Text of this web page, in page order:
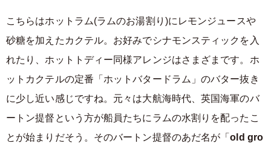
こちらはホットラム(ラムのお湯割り)にレモンジュースや
砂糖を加えたカクテル。お好みでシナモンスティックを入
れたり、ホットトディー同様アレンジはさまざまです。ホ
ットカクテルの定番「ホットバタードラム」のバター抜き
に少し近い感じですね。元々は大航海時代、英国海軍のバ
ートン提督という方が船員たちにラムの水割りを配ったこ
とが始まりだそう。そのバートン提督のあだ名が「old gro